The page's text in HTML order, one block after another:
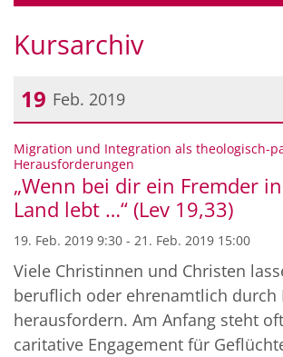
Kursarchiv
19 Feb. 2019
Datum: 19. Februar 2019
Migration und Integration als theologisch-
Herausforderungen
„Wenn bei dir ein Fremder
Land lebt …“ (Lev 19,33)
19. Feb. 2019 9:30 - 21. Feb. 2019 15:00
Viele Christinnen und Christen
beruflich oder ehrenamtlich durch
herausfordern. Am Anfang steht
caritative Engagement für